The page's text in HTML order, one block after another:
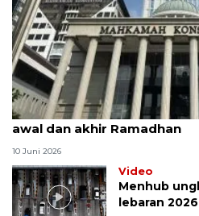
MK uji materi UU Peradilan
awal dan akhir Ramadhan
10 Juni 2026
Video
Menhub
lebaran